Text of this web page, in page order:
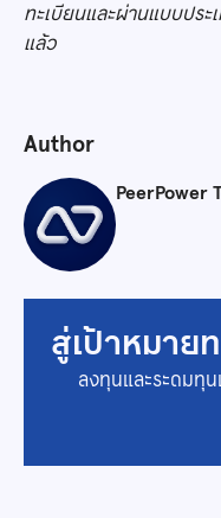
ทะเบียนและผ่านแบบประ
แล้ว
Author
PeerPower
สู่เป้าหมาย
ลงทุนและระดมทุ